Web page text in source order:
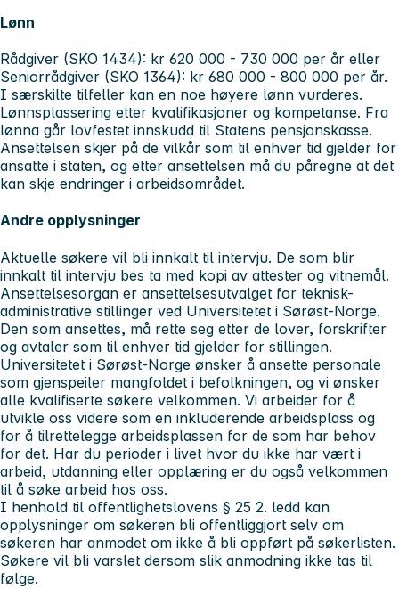
Lønn
Rådgiver (SKO 1434): kr 620 000 - 730 000 per år eller
Seniorrådgiver (SKO 1364): kr 680 000 - 800 000 per år.
I særskilte tilfeller kan en noe høyere lønn vurderes.
Lønnsplassering etter kvalifikasjoner og kompetanse. Fra
lønna går lovfestet innskudd til Statens pensjonskasse.
Ansettelsen skjer på de vilkår som til enhver tid gjelder for
ansatte i staten, og etter ansettelsen må du påregne at det
kan skje endringer i arbeidsområdet.
Andre opplysninger
Aktuelle søkere vil bli innkalt til intervju. De som blir
innkalt til intervju bes ta med kopi av attester og vitnemål.
Ansettelsesorgan er ansettelsesutvalget for teknisk-
administrative stillinger ved Universitetet i Sørøst-Norge.
Den som ansettes, må rette seg etter de lover, forskrifter
og avtaler som til enhver tid gjelder for stillingen.
Universitetet i Sørøst-Norge ønsker å ansette personale
som gjenspeiler mangfoldet i befolkningen, og vi ønsker
alle kvalifiserte søkere velkommen. Vi arbeider for å
utvikle oss videre som en inkluderende arbeidsplass og
for å tilrettelegge arbeidsplassen for de som har behov
for det. Har du perioder i livet hvor du ikke har vært i
arbeid, utdanning eller opplæring er du også velkommen
til å søke arbeid hos oss.
I henhold til offentlighetslovens § 25 2. ledd kan
opplysninger om søkeren bli offentliggjort selv om
søkeren har anmodet om ikke å bli oppført på søkerlisten.
Søkere vil bli varslet dersom slik anmodning ikke tas til
følge.